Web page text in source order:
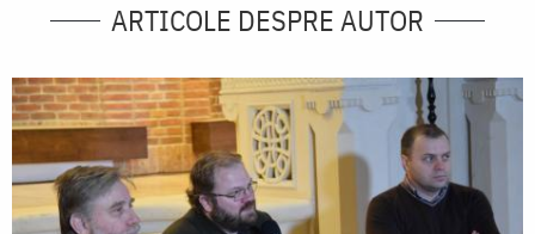
ARTICOLE DESPRE AUTOR